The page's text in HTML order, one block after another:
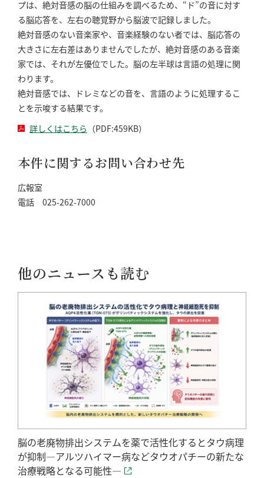
プは、絶対音感の脳の仕組みを調べるため、“ド”の音に対す
る脳応答を、左右の聴覚野から脳波で記録しました。
絶対音感のない音楽家や、音楽経験のない者では、脳応答の
大きさに左右差はありませんでしたが、絶対音感のある音楽
家では、それが左優位でした。脳の左半球は言語の処理に関
わります。
絶対音感では、ドレミなどの音を、言語のように処理するこ
とを示唆する結果です。
詳しくはこちら （PDF:459KB）
本件に関するお問い合わせ先
広報室
電話 025-262-7000
他のニュースも読む
脳の老廃物排出システムを薬で活性化するとタウ病理
が抑制―アルツハイマー病などタウオパチーの新たな
治療戦略となる可能性―